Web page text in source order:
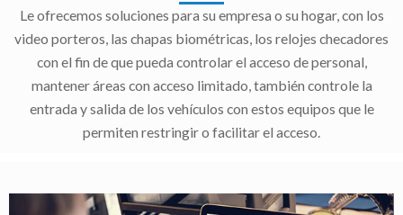
Le ofrecemos soluciones para su empresa o su hogar, con los
video porteros, las chapas biométricas, los relojes checadores
con el fin de que pueda controlar el acceso de personal,
mantener áreas con acceso limitado, también controle la
entrada y salida de los vehículos con estos equipos que le
permiten restringir o facilitar el acceso.